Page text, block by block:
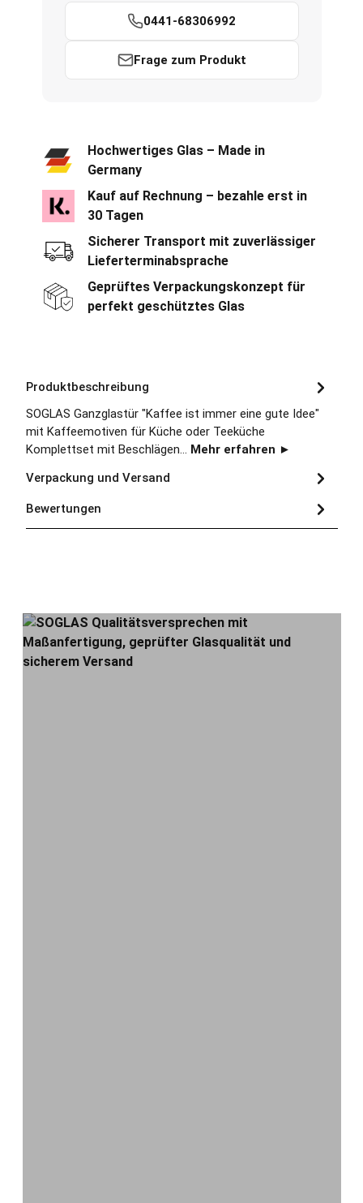
0441-68306992
Frage zum Produkt
Hochwertiges Glas – Made in
Germany
Kauf auf Rechnung – bezahle erst in
30 Tagen
Sicherer Transport mit zuverlässiger
Lieferterminabsprache
Geprüftes Verpackungskonzept für
perfekt geschütztes Glas
Produktbeschreibung
SOGLAS Ganzglastür "Kaffee ist immer eine gute Idee"
mit Kaffeemotiven für Küche oder Teeküche
Komplettset mit Beschlägen… Mehr erfahren ►
Verpackung und Versand
Bewertungen